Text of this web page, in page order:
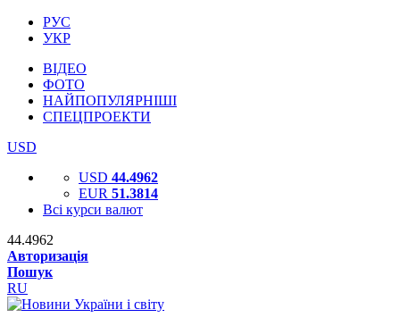
РУС
УКР
ВІДЕО
ФОТО
НАЙПОПУЛЯРНІШІ
СПЕЦПРОЕКТИ
USD
USD 44.4962
EUR 51.3814
Всі курси валют
44.4962
Авторизація
Пошук
RU